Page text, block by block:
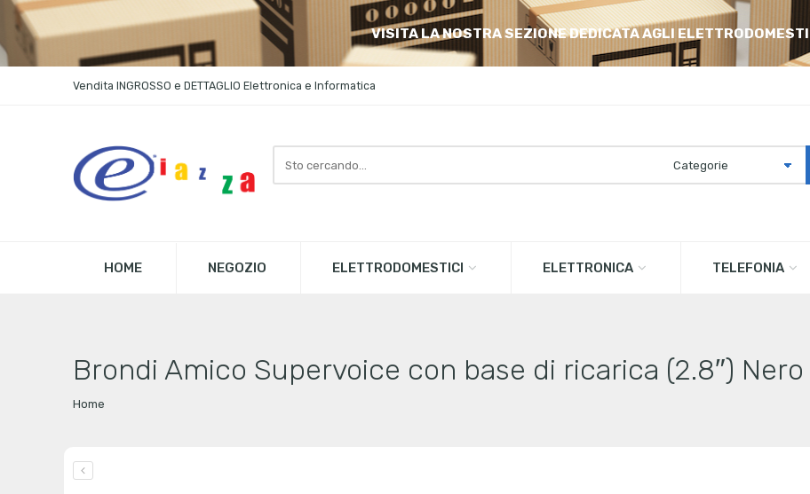
VISITA LA NOSTRA SEZIONE DEDICATA AGLI
Vendita INGROSSO e DETTAGLIO Elettronica e Informatica
here
HOME NEGOZIO ELETTRODOMESTICI ELETTRONICA TELEFONIA
Brondi Amico Supervoice con base di ricarica (2.8″)
Home